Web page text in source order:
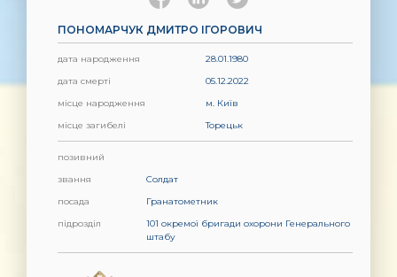
ПОНОМАРЧУК ДМИТРО ІГОРОВИЧ
дата народження
28.01.1980
дата смерті
05.12.2022
місце народження
м. Київ
місце загибелі
Торецьк
позивний
звання
Солдат
посада
Гранатометник
підрозділ
101 окремої бригади охорони Генерального
штабу